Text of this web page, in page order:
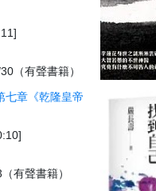
（有聲書籍）
七章《乾隆皇帝
有聲書籍）